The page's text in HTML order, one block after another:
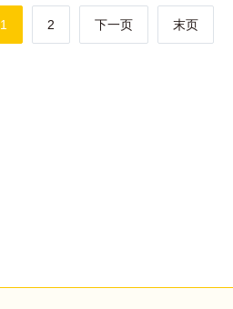
当
前
1
页
面
2 下一页 末页